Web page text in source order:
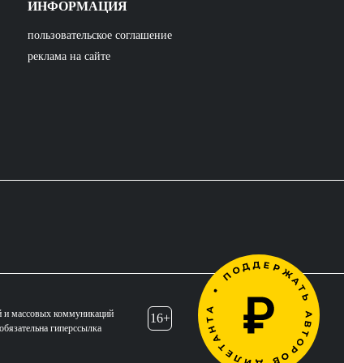
ИНФОРМАЦИЯ
пользовательское соглашение
реклама на сайте
и массовых коммуникаций
гиперссылка
16+